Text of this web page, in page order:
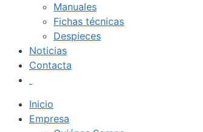
Manuales
Fichas técnicas
Despieces
Noticias
Contacta
Inicio
Empresa